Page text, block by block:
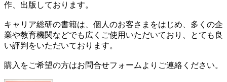
作、出版しております。
キャリア総研の書籍は、個人のお客さまをはじめ、多くの企
業や教育機関などでも広くご使用いただいており、とても良
い評判をいただいております。
購入をご希望の方はお問合せフォームよりご連絡ください。